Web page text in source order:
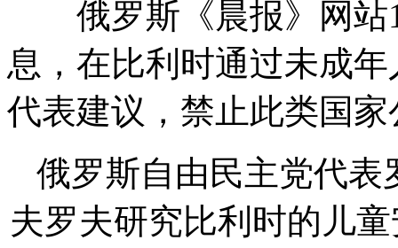
俄罗斯《晨报》网站
息，在比利时通过未成
代表建议，禁止此类国
俄罗斯自由民主党代
夫罗夫研究比利时的儿